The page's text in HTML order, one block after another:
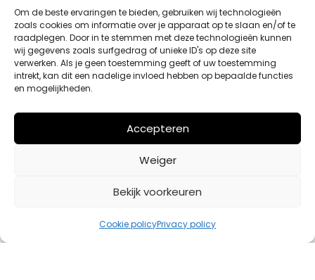
Om de beste ervaringen te bieden, gebruiken wij technologieën
zoals cookies om informatie over je apparaat op te slaan en/of te
raadplegen. Door in te stemmen met deze technologieën kunnen
wij gegevens zoals surfgedrag of unieke ID's op deze site
verwerken. Als je geen toestemming geeft of uw toestemming
intrekt, kan dit een nadelige invloed hebben op bepaalde functies
en mogelijkheden.
Accepteren
Weiger
Bekijk voorkeuren
Cookie policyPrivacy policy
50
52
54